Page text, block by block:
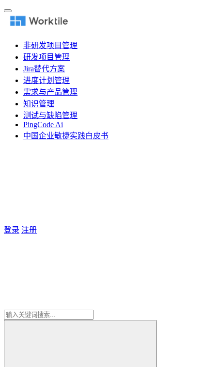
非研发项目管理
研发项目管理
Jira替代方案
进度计划管理
需求与产品管理
知识管理
测试与缺陷管理
PingCode Ai
中国企业敏捷实践白皮书
登录 注册